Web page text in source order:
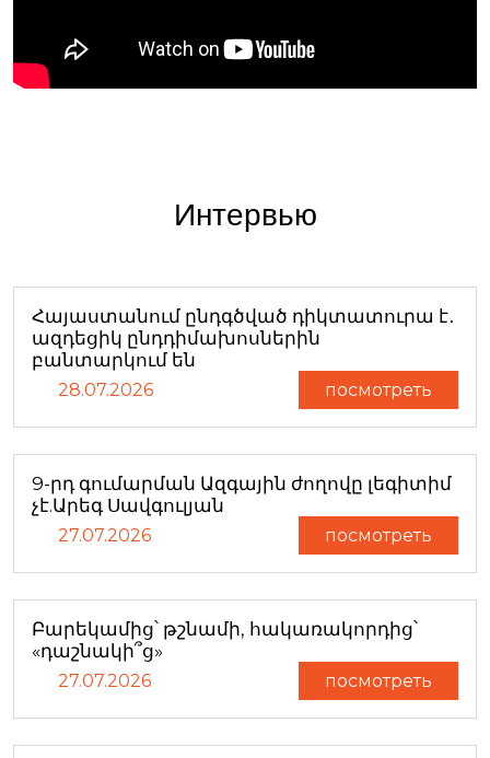
Интервью
Հայաստանում ընդգծված դիկտատուրա է․
ազդեցիկ ընդդիմախոսներին
բանտարկում են
28.07.2026 посмотреть
9-րդ գումարման Ազգային ժողովը լեգիտիմ
չէ.Արեգ Սավգուլյան
27.07.2026 посмотреть
Բարեկամից՝ թշնամի, հակառակորդից՝
«դաշնակի՞ց»
27.07.2026 посмотреть